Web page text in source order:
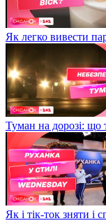
Як легко вивести
Туман на дорозі: що
Як і тік-ток зняти і